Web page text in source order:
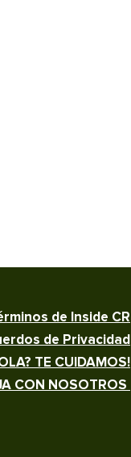
de Inside CR
de Privacidad
TE CUIDAMOS!
CON NOSOTROS